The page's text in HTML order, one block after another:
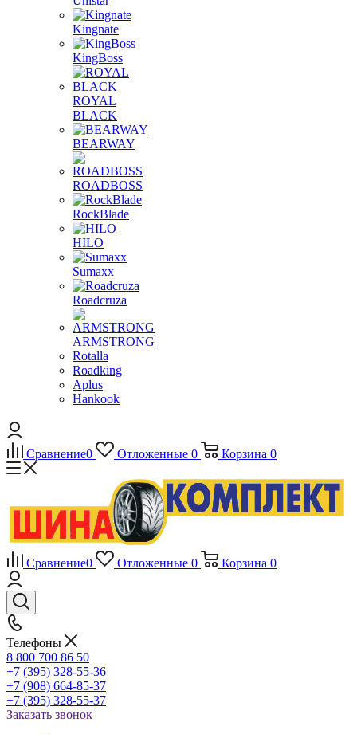
Kingnate
KingBoss
ROYAL
BLACK
BEARWAY
ROADBOSS
RockBlade
HILO
Sumaxx
Roadcruza
ARMSTRONG
Rotalla
Roadking
Aplus
Hankook
Сравнение0 Отложенные 0 Корзина 0
Сравнение0 Отложенные 0 Корзина 0
Телефоны
8 800 700 86 50
+7 (395) 328-55-36
+7 (908) 664-85-37
+7 (395) 328-55-37
Заказать звонок